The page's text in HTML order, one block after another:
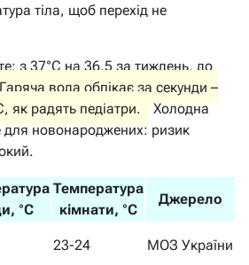
тіла, щоб перехід не
з 37°C на 36,5 за тиждень, до
Гаряча вода обпікає за секунди –
як радять педіатри. Холодна
для новонароджених: ризик
°C
Температура
кімнати, °C
Джерело
23-24 МОЗ України